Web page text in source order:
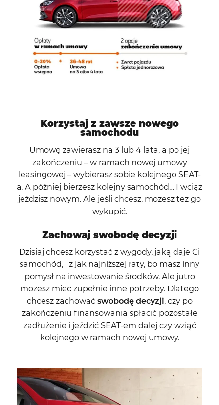
Korzystaj z zawsze nowego
samochodu
Umowę zawierasz na 3 lub 4 lata, a po jej
zakończeniu – w ramach nowej umowy
leasingowej – wybierasz sobie kolejnego SEAT-
a. A później bierzesz kolejny samochód… I wciąż
jeździsz nowym. Ale jeśli chcesz, możesz też go
wykupić.
Zachowaj swobodę decyzji
Dzisiaj chcesz korzystać z wygody, jaką daje Ci
samochód, i z jak najniższej raty, bo masz inny
pomysł na inwestowanie środków. Ale jutro
możesz mieć zupełnie inne potrzeby. Dlatego
chcesz zachować swobodę decyzji, czy po
zakończeniu finansowania spłacić pozostałe
zadłużenie i jeździć SEAT-em dalej czy wziąć
kolejnego w ramach nowej umowy.